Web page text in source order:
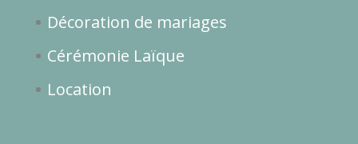
Décoration de mariages
Cérémonie Laïque
Location